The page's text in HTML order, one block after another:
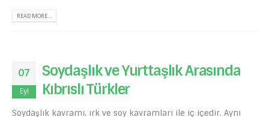
READ MORE...
07
Eyl
Soydaşlık ve Yurttaşlık Arasında
Kıbrıslı Türkler
Soydaşlık kavramı, ırk ve soy kavramları ile iç içedir. Aynı